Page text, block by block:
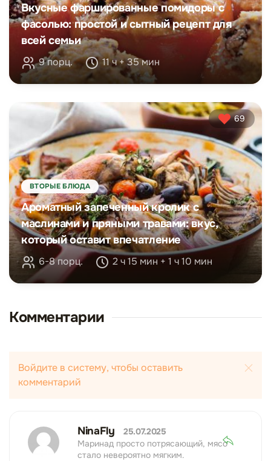
Вкусные фаршированные помидоры с
фасолью: простой и сытный рецепт для
всей семьи
9 порц. 11 ч + 35 мин
69
ВТОРЫЕ БЛЮДА
Ароматный запеченный кролик с
маслинами и пряными травами: вкус,
который оставит впечатление
6-8 порц. 2 ч 15 мин + 1 ч 10 мин
Комментарии
Войдите в систему, чтобы оставить
комментарий
NinaFly
25.07.2025
Маринад просто потрясающий, мясо
стало невероятно мягким.